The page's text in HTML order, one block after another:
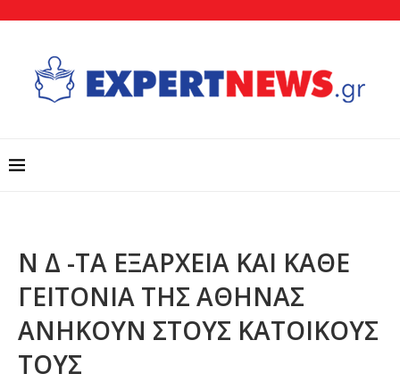
Ν Δ -ΤΑ ΕΞΑΡΧΕΙΑ ΚΑΙ ΚΑΘΕ
ΓΕΙΤΟΝΙΑ ΤΗΣ ΑΘΗΝΑΣ
ΑΝΗΚΟΥΝ ΣΤΟΥΣ ΚΑΤΟΙΚΟΥΣ
ΤΟΥΣ